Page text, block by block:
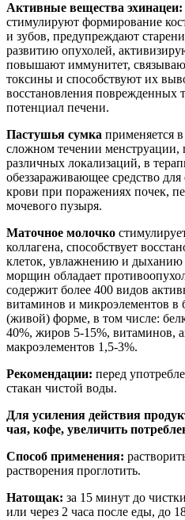
Активные вещества эхинацеи:
стимулируют формирование
и зубов, предупреждают
развитию опухолей,
повышают иммунитет,
токсины и способствуют их
восстановления поврежденных
потенциал печени.
Пастушья сумка применяется
сложном течении менструации,
различных локализаций, в
обеззараживающее средство
крови при поражениях почек,
мочевого пузыря.
Маточное молочко
коллагена, способствует
клеток, увлажнению и
морщин обладает
содержит более 400 видов
витаминов и микроэлементов в
(живой) форме, в том числе:
40%, жиров 5-15%, витаминов,
макроэлементов 1,5-3%.
Рекомендации: перед
стакан чистой воды.
Для усиления действия
чая, кофе, увеличить
Способ применения:
растворения проглотить.
Натощак: за 15 минут до
или через 2 часа после еды, до